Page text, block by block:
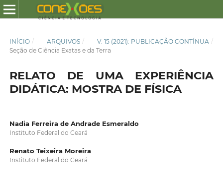
INÍCIO / ARQUIVOS / V. 15 (2021): PUBLICAÇÃO CONTÍNUA /
Seção de Ciência Exatas e da Terra
RELATO DE UMA EXPERIÊNCIA
DIDÁTICA: MOSTRA DE FÍSICA
Nadia Ferreira de Andrade Esmeraldo
Instituto Federal do Ceará
Renato Teixeira Moreira
Instituto Federal do Ceará